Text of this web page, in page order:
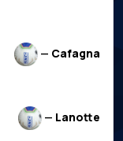
— Cafagna
— Lanotte